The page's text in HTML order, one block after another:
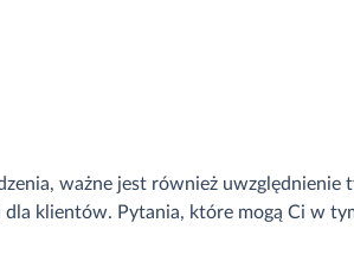
ważne jest również uwzględnienie
klientów. Pytania, które mogą Ci w